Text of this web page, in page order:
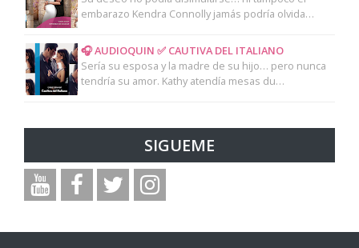
embarazo Kendra Connolly jamás podría olvida…
🎧 AUDIOQUIN ✅ CAUTIVA DEL ITALIANO
Sería su esposa y la madre de su hijo… pero nunca
tendría su amor. Kathy atendía mesas du…
SIGUEME